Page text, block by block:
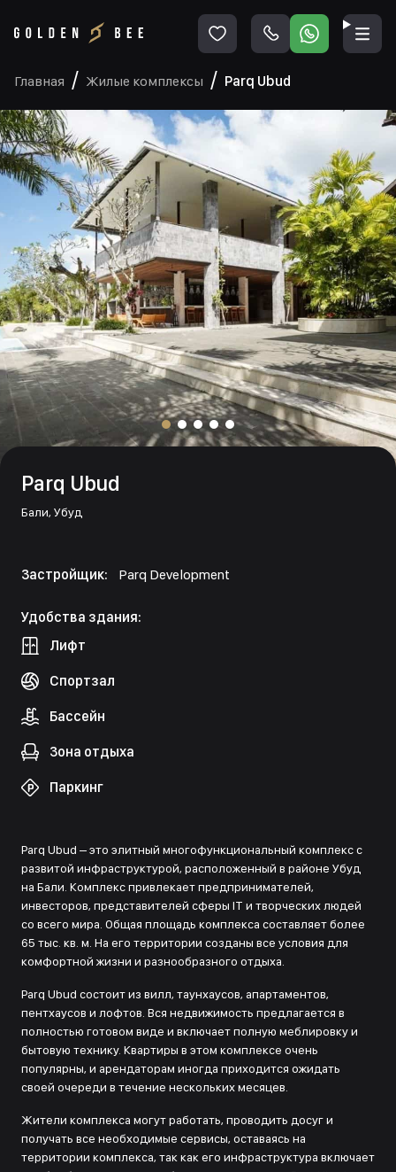
Главная Жилые комплексы Parq Ubud
Parq Ubud
Бали, Убуд
Застройщик: Parq Development
Удобства здания:
Лифт
Спортзал
Бассейн
Зона отдыха
Паркинг
Parq Ubud – это элитный многофункциональный комплекс с
развитой инфраструктурой, расположенный в районе Убуд
на Бали. Комплекс привлекает предпринимателей,
инвесторов, представителей сферы IT и творческих людей
со всего мира. Общая площадь комплекса составляет более
65 тыс. кв. м. На его территории созданы все условия для
комфортной жизни и разнообразного отдыха.
Parq Ubud состоит из вилл, таунхаусов, апартаментов,
пентхаусов и лофтов. Вся недвижимость предлагается в
полностью готовом виде и включает полную меблировку и
бытовую технику. Квартиры в этом комплексе очень
популярны, и арендаторам иногда приходится ожидать
своей очереди в течение нескольких месяцев.
Жители комплекса могут работать, проводить досуг и
получать все необходимые сервисы, оставаясь на
территории комплекса, так как его инфраструктура включает